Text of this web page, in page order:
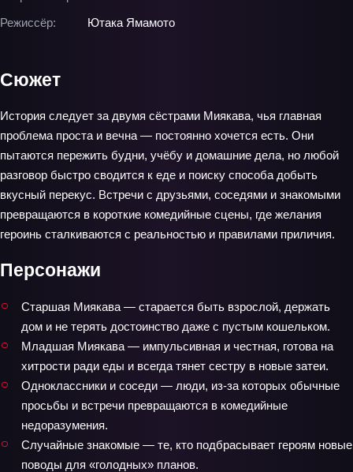
Режиссёр:
Ютака Ямамото
Сюжет
История следует за двумя сёстрами Миякава, чья главная
проблема проста и вечна — постоянно хочется есть. Они
пытаются пережить будни, учёбу и домашние дела, но любой
разговор быстро сводится к еде и поиску способа добыть
вкусный перекус. Встречи с друзьями, соседями и знакомыми
превращаются в короткие комедийные сцены, где желания
героинь сталкиваются с реальностью и правилами приличия.
Персонажи
Старшая Миякава — старается быть взрослой, держать
дом и не терять достоинство даже с пустым кошельком.
Младшая Миякава — импульсивная и честная, готова на
хитрости ради еды и всегда тянет сестру в новые затеи.
Одноклассники и соседи — люди, из-за которых обычные
просьбы и встречи превращаются в комедийные
недоразумения.
Случайные знакомые — те, кто подбрасывает героям новые
поводы для «голодных» планов.